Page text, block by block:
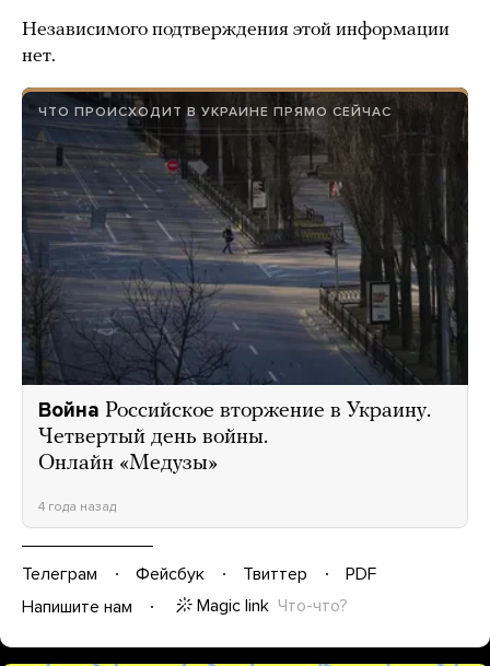
Независимого подтверждения этой информации
нет.
ЧТО ПРОИСХОДИТ В УКРАИНЕ ПРЯМО СЕЙЧАС
Война Российское вторжение в Украину.
Четвертый день войны.
Онлайн «Медузы»
4 года назад
Телеграм Фейсбук Твиттер
PDF
Напишите нам
Magic link Что-что?